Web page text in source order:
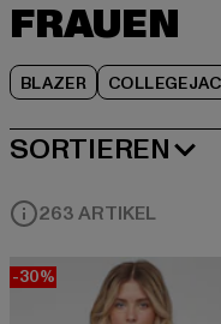
FRAUEN
BLAZER
SORTIEREN
BELIEBTESTE
263 ARTIKEL
-30%